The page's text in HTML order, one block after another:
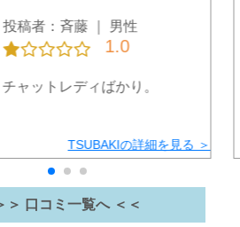
投稿者：斉藤 ｜ 男性
1.0
ャットレディばかり。
TSUBAKIの詳細を見る ＞
＞ 口コミ一覧へ ＜＜